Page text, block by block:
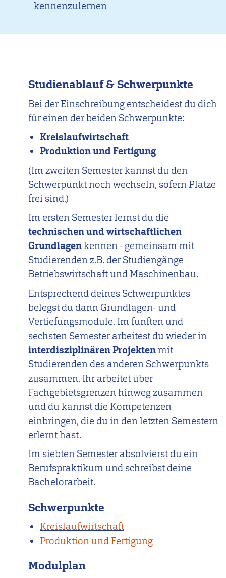
kennenzulernen
Studienablauf & Schwerpunkte
Bei der Einschreibung entscheidest du dich
für einen der beiden Schwerpunkte:
Kreislaufwirtschaft
Produktion und Fertigung
(Im zweiten Semester kannst du den
Schwerpunkt noch wechseln, sofern Plätze
frei sind.)
Im ersten Semester lernst du die
technischen und wirtschaftlichen
Grundlagenkennen - gemeinsam mit
Studierenden z.B. der Studiengänge
Betriebswirtschaft und Maschinenbau.
Entsprechend deines Schwerpunktes
belegst du dann Grundlagen- und
Vertiefungsmodule. Im fünften und
sechsten Semester arbeitest du wieder in
interdisziplinären Projekten mit
Studierenden des anderen Schwerpunkts
zusammen. Ihr arbeitet über
Fachgebietsgrenzen hinweg zusammen
und du kannst die Kompetenzen
einbringen, die du in den letzten Semestern
erlernt hast.
Im siebten Semester absolvierst du ein
Berufspraktikum und schreibst deine
Bachelorarbeit.
Schwerpunkte
Kreislaufwirtschaft
Produktion und Fertigung
Modulplan